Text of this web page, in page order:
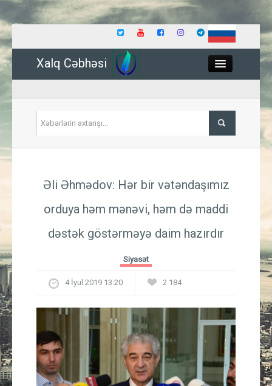
Xalq Cəbhəsi
İqtisadiyyat
Güney Azərbaycan
İdman
Əli Əhmədov: Hər bir vətəndaşımız
orduya həm mənəvi, həm də maddi
dəstək göstərməyə daim hazırdır
Siyasət
4 İyul 2019 13:20 2 184